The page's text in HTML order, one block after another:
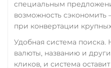
ERC20 AVAXC
BASE
CRO
RONIN
Zcash (ZEC)
специальным
возможность сэкономить
при конвертации
Удобная система поиска.
валюты, названию и
кликов, и система